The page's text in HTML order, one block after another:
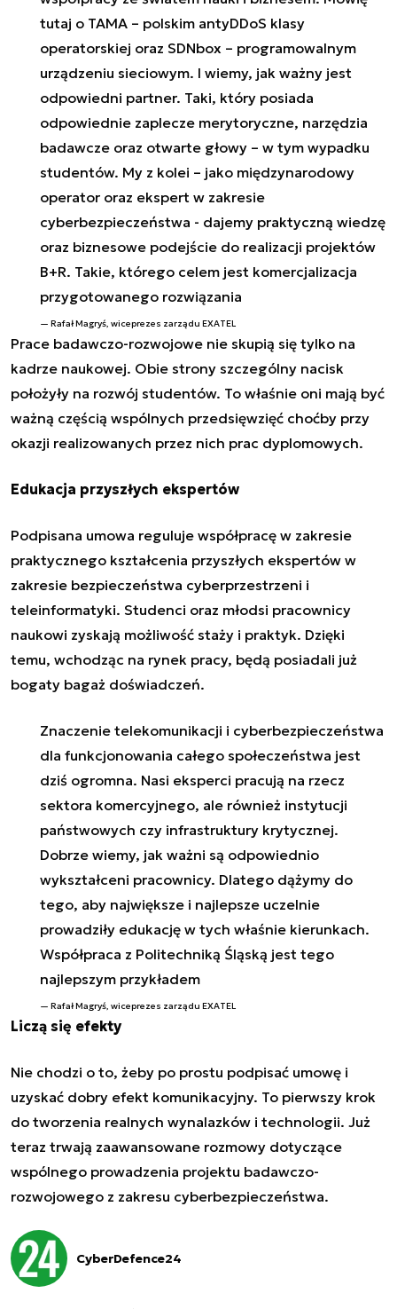
tutaj o TAMA – polskim antyDDoS klasy
operatorskiej oraz SDNbox – programowalnym
urządzeniu sieciowym. I wiemy, jak ważny jest
odpowiedni partner. Taki, który posiada
odpowiednie zaplecze merytoryczne, narzędzia
badawcze oraz otwarte głowy – w tym wypadku
studentów. My z kolei – jako międzynarodowy
operator oraz ekspert w zakresie
cyberbezpieczeństwa - dajemy praktyczną wiedzę
oraz biznesowe podejście do realizacji projektów
B+R. Takie, którego celem jest komercjalizacja
przygotowanego rozwiązania
Rafał Magryś, wiceprezes zarządu EXATEL
Prace badawczo-rozwojowe nie skupią się tylko na
kadrze naukowej. Obie strony szczególny nacisk
położyły na rozwój studentów. To właśnie oni mają być
ważną częścią wspólnych przedsięwzięć choćby przy
okazji realizowanych przez nich prac dyplomowych.
Edukacja przyszłych ekspertów
Podpisana umowa reguluje współpracę w zakresie
praktycznego kształcenia przyszłych ekspertów w
zakresie bezpieczeństwa cyberprzestrzeni i
teleinformatyki. Studenci oraz młodsi pracownicy
naukowi zyskają możliwość staży i praktyk. Dzięki
temu, wchodząc na rynek pracy, będą posiadali już
bogaty bagaż doświadczeń.
Znaczenie telekomunikacji i cyberbezpieczeństwa
dla funkcjonowania całego społeczeństwa jest
dziś ogromna. Nasi eksperci pracują na rzecz
sektora komercyjnego, ale również instytucji
państwowych czy infrastruktury krytycznej.
Dobrze wiemy, jak ważni są odpowiednio
wykształceni pracownicy. Dlatego dążymy do
tego, aby największe i najlepsze uczelnie
prowadziły edukację w tych właśnie kierunkach.
Współpraca z Politechniką Śląską jest tego
najlepszym przykładem
Rafał Magryś, wiceprezes zarządu EXATEL
Liczą się efekty
Nie chodzi o to, żeby po prostu podpisać umowę i
uzyskać dobry efekt komunikacyjny. To pierwszy krok
do tworzenia realnych wynalazków i technologii. Już
teraz trwają zaawansowane rozmowy dotyczące
wspólnego prowadzenia projektu badawczo-
rozwojowego z zakresu cyberbezpieczeństwa.
CyberDefence24